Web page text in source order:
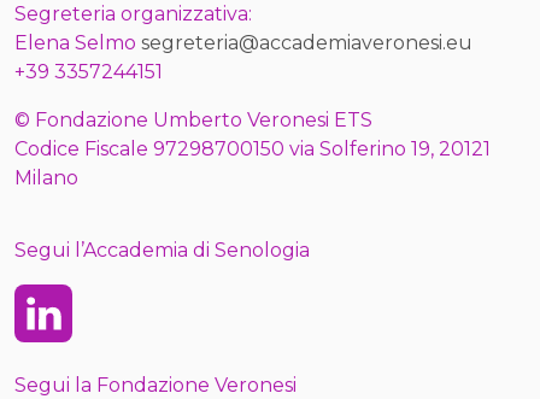
Segreteria organizzativa:
Elena Selmo segreteria@accademiaveronesi.eu
+39 3357244151
© Fondazione Umberto Veronesi ETS
Codice Fiscale 97298700150 via Solferino 19, 20121
Milano
Segui l’Accademia di Senologia
Linkedin
Segui la Fondazione Veronesi